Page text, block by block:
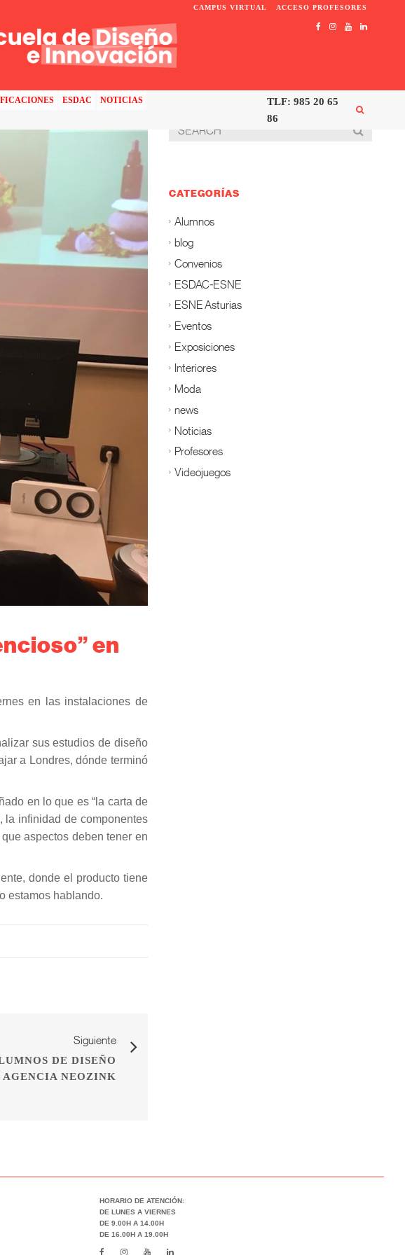
CAMPUS VIRTUAL ACCESO PROFESORES
ESDAC
NOTICIAS
TLF: 985 20 65
86
en
en las instalaciones de
sus estudios de diseño
a Londres, dónde terminó
en lo que es “la carta de
la infinidad de componentes
aspectos deben tener en
donde el producto tiene
estamos hablando.
Siguiente
DE DISEÑO
NEOZINK
CATEGORÍAS
Alumnos
blog
Convenios
ESDAC-ESNE
ESNE Asturias
Eventos
Exposiciones
Interiores
Moda
news
Noticias
Profesores
Videojuegos
HORARIO DE ATENCIÓN:
DE LUNES A VIERNES
DE 9.00H A 14.00H
DE 16.00H A 19.00H